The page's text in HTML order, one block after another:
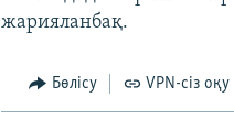
жарияланбақ.
Бөлісу VPN-сіз оқу